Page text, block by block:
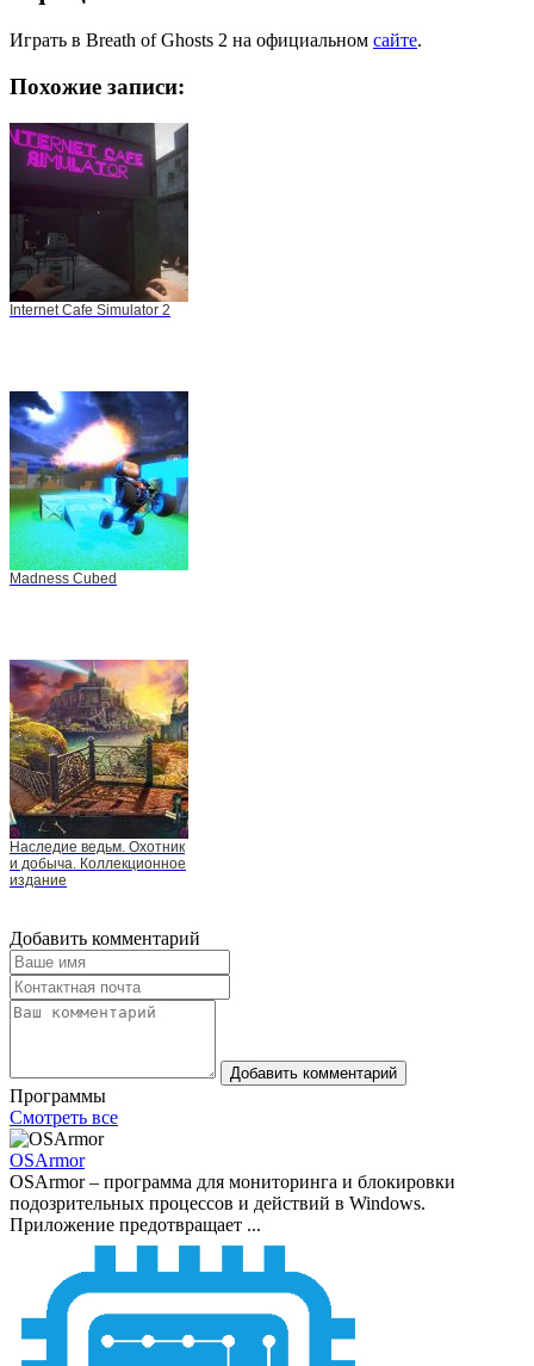
Играть в Breath of Ghosts 2 на официальном сайте.
Похожие записи:
Internet Cafe Simulator 2
Madness Cubed
Наследие ведьм. Охотник
и добыча. Коллекционное
издание
Добавить комментарий
Добавить комментарий
Программы
Смотреть все
OSArmor
OSArmor – программа для мониторинга и блокировки
подозрительных процессов и действий в Windows.
Приложение предотвращает ...